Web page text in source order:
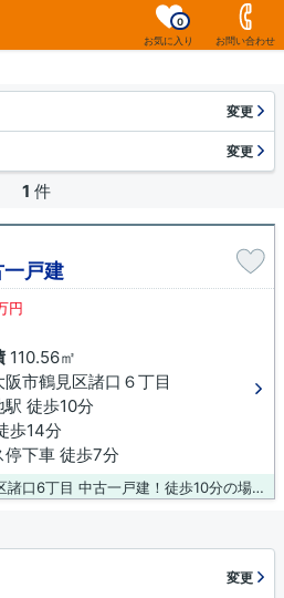
お気に入り
0
お問い合わせ
変更
変更
1 件
戸建
円
110.56㎡
阪市鶴見区諸口６丁目
徒歩10分
歩14分
停下車 徒歩7分
こだわりポイント満載の鶴見区諸口6丁目 中古一戸建！徒歩10分の場所に大阪市立茨田西小学校があります！前面道路6m以上という駐車もラクラクな物件！築年数が気になる方、コチラの物件は、2018年12月築となります！不動産の購入は大きなお買い物です！そこで失敗しないためにも、不動産のプロである当社スタッフまでお気軽にお問い合わせください(^^)
変更